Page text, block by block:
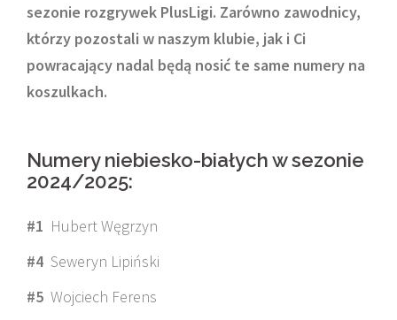
sezonie rozgrywek PlusLigi. Zarówno zawodnicy,
którzy pozostali w naszym klubie, jak i Ci
powracający nadal będą nosić te same numery na
koszulkach.
Numery niebiesko-białych w sezonie
2024/2025:
#1 Hubert Węgrzyn
#4 Seweryn Lipiński
#5 Wojciech Ferens